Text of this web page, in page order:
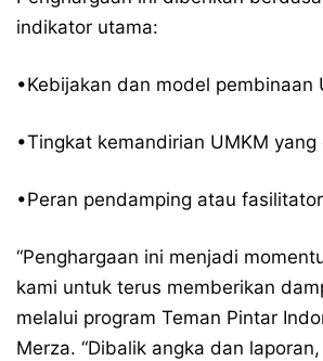
indikator utama:
•Kebijakan dan model pembinaan
•Tingkat kemandirian UMKM yang
•Peran pendamping atau
“Penghargaan ini menjadi
kami untuk terus memberikan
melalui program Teman Pintar
Merza. “Dibalik angka dan